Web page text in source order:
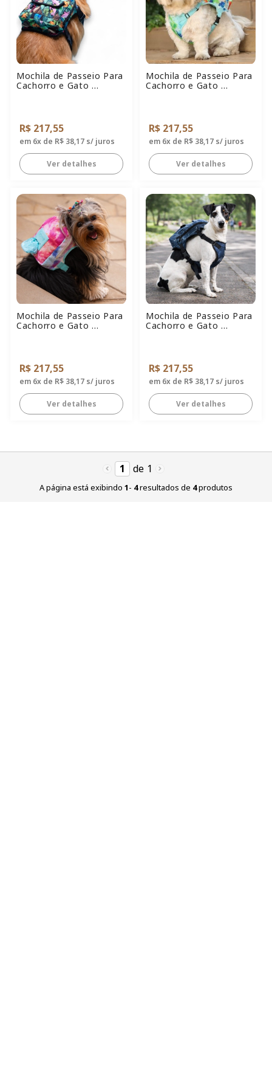
JAQUETA
GALGOS
PIJAMA
VER TUDO
Mochila de Passeio Para
Cachorro e Gato ...
R$ 217,55
em 6x de R$ 38,17 s/ juros
Ver detalhes
Mochila de Passeio Para
Cachorro e Gato ...
R$ 217,55
em 6x de R$ 38,17 s/ juros
Ver detalhes
Mochila de Passeio Para
Cachorro e Gato ...
R$ 217,55
em 6x de R$ 38,17 s/ juros
Ver detalhes
Mochila de Passeio Para
Cachorro e Gato ...
R$ 217,55
em 6x de R$ 38,17 s/ juros
Ver detalhes
A página está exibindo 1- 4resultados de 4produtos
1 de 1